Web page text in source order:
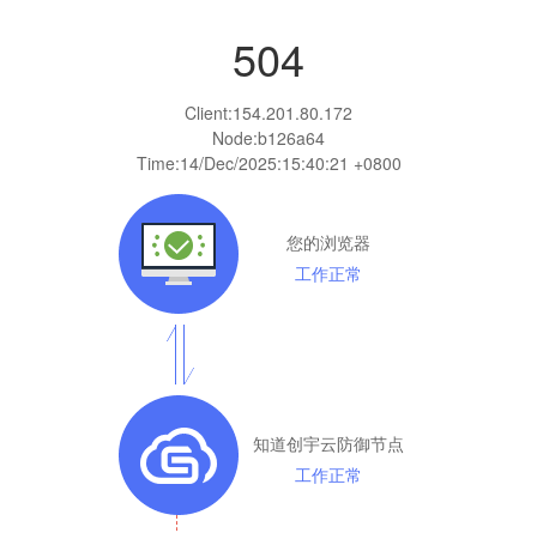
504
Client:154.201.80.172
Node:b126a64
Time:14/Dec/2025:15:40:21 +0800
您的浏览器
工作正常
知道创宇云防御节点
工作正常